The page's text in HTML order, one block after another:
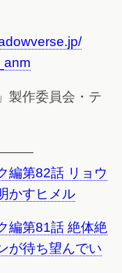
製作委員会・テ
編第82話 リョウ
かすヒメル
編第81話 絶体絶
が待ち望んでい